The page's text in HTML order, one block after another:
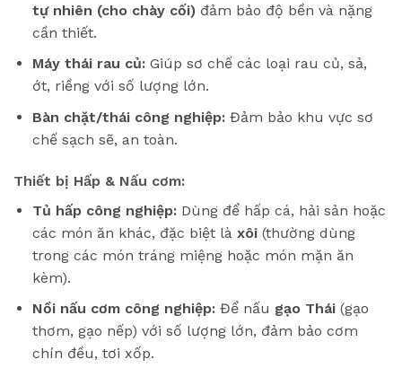
tự nhiên (cho chày cối)đảm bảo độ bền và nặng
cần thiết.
Máy thái rau củ:Giúp sơ chế các loại rau củ, sả,
ớt, riềng với số lượng lớn.
Bàn chặt/thái công nghiệp:Đảm bảo khu vực sơ
chế sạch sẽ, an toàn.
Thiết bị Hấp & Nấu cơm:
Tủ hấp công nghiệp:Dùng để hấp cá, hải sản hoặc
các món ăn khác, đặc biệt là xôi(thường dùng
trong các món tráng miệng hoặc món mặn ăn
kèm).
Nồi nấu cơm công nghiệp:Để nấu gạo Thái(gạo
thơm, gạo nếp) với số lượng lớn, đảm bảo cơm
chín đều, tơi xốp.